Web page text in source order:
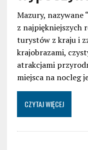
Mazury, nazywane
z najpiękniejszych
turystów z kraju i
krajobrazami,
atrakcjami
miejsca na nocleg
CZYTAJ WIĘCEJ